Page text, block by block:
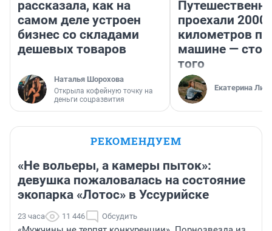
рассказала, как на
самом деле устроен
бизнес со складами
дешевых товаров
Наталья Шорохова
Открыла кофейную точку на
деньги соцразвития
проехали 2000
километров по
машине —
того
Екатерина
РЕКОМЕНДУЕМ
«Не вольеры, а камеры пыток»:
девушка пожаловалась на состояние
экопарка «Лотос» в Уссурийске
23 часа 11 446 Обсудить